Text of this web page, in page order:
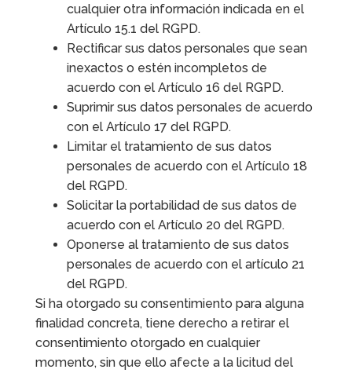
cualquier otra información indicada en el
Artículo 15.1 del RGPD.
Rectificar sus datos personales que sean
inexactos o estén incompletos de
acuerdo con el Artículo 16 del RGPD.
Suprimir sus datos personales de acuerdo
con el Artículo 17 del RGPD.
Limitar el tratamiento de sus datos
personales de acuerdo con el Artículo 18
del RGPD.
Solicitar la portabilidad de sus datos de
acuerdo con el Artículo 20 del RGPD.
Oponerse al tratamiento de sus datos
personales de acuerdo con el artículo 21
del RGPD.
Si ha otorgado su consentimiento para alguna
finalidad concreta, tiene derecho a retirar el
consentimiento otorgado en cualquier
momento, sin que ello afecte a la licitud del